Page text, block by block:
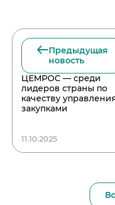
Предыдущая
новость
ЦЕМРОС — среди
лидеров страны по
качеству
закупками
11.10.2025